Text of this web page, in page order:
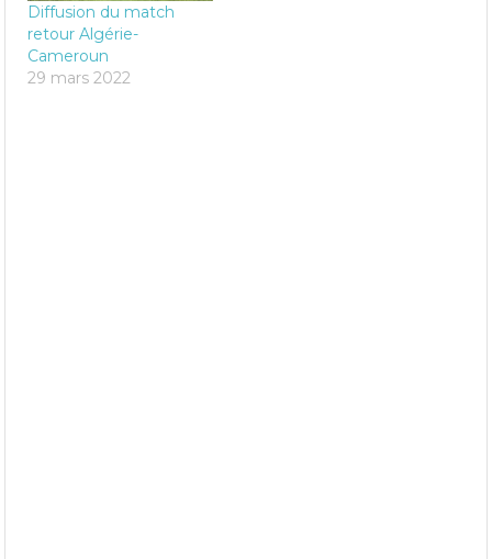
Diffusion du match
retour Algérie-
Cameroun
29 mars 2022